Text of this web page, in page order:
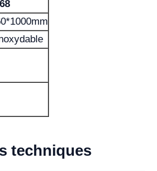
techniques